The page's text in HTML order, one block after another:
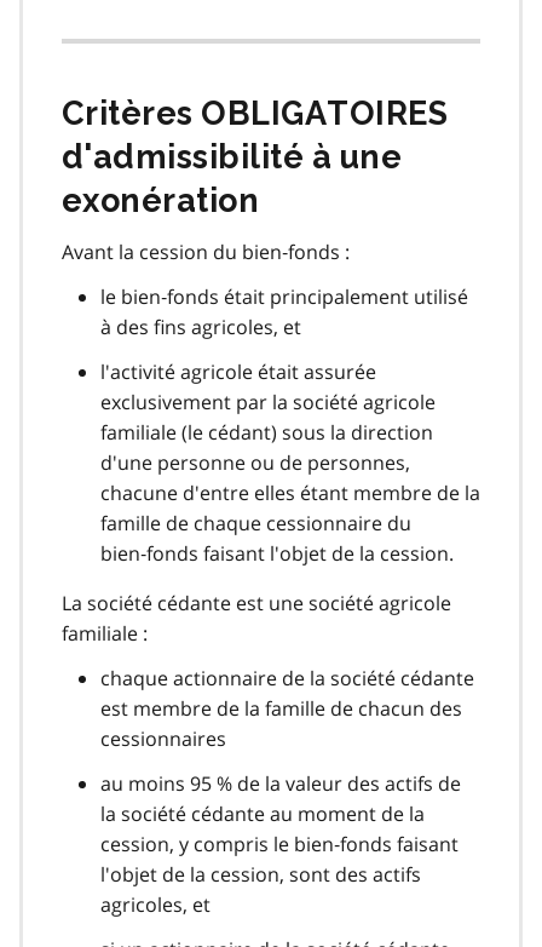
Critères OBLIGATOIRES
d'admissibilité à une
exonération
Avant la cession du bien‑fonds :
le bien‑fonds était principalement utilisé
à des fins agricoles, et
l'activité agricole était assurée
exclusivement par la société agricole
familiale (le cédant) sous la direction
d'une personne ou de personnes,
chacune d'entre elles étant membre de la
famille de chaque cessionnaire du
bien‑fonds faisant l'objet de la cession.
La société cédante est une société agricole
familiale :
chaque actionnaire de la société cédante
est membre de la famille de chacun des
cessionnaires
au moins 95 % de la valeur des actifs de
la société cédante au moment de la
cession, y compris le bien‑fonds faisant
l'objet de la cession, sont des actifs
agricoles, et